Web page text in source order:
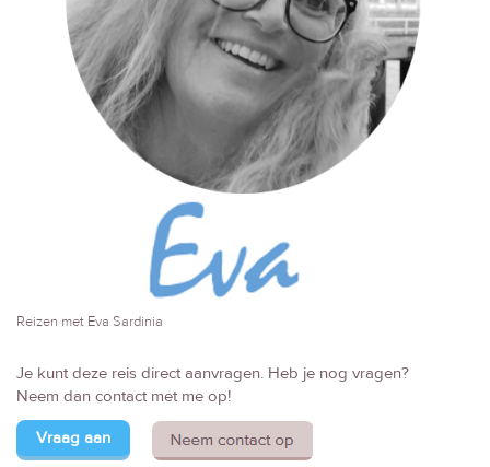
Reizen met Eva Sardinia
Je kunt deze reis direct aanvragen. Heb je nog vragen?
Neem dan contact met me op!
Vraag aan